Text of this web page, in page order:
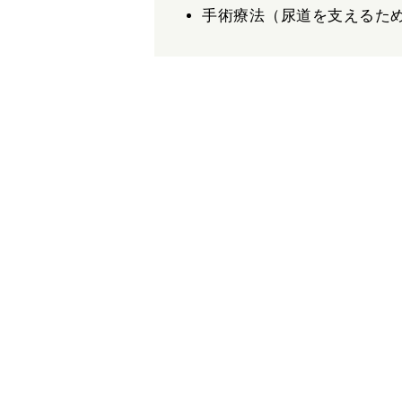
手術療法（尿道を支えるた